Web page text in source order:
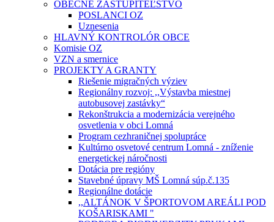
OBECNÉ ZASTUPITEĽSTVO
POSLANCI OZ
Uznesenia
HLAVNÝ KONTROLÓR OBCE
Komisie OZ
VZN a smernice
PROJEKTY A GRANTY
Riešenie migračných výziev
Regionálny rozvoj: ,,Výstavba miestnej
autobusovej zastávky“
Rekonštrukcia a modernizácia verejného
osvetlenia v obci Lomná
Program cezhraničnej spolupráce
Kultúrno osvetové centrum Lomná - zníženie
energetickej náročnosti
Dotácia pre regióny
Stavebné úpravy MŠ Lomná súp.č.135
Regionálne dotácie
,,ALTÁNOK V ŠPORTOVOM AREÁLI POD
KOŠARISKAMI "